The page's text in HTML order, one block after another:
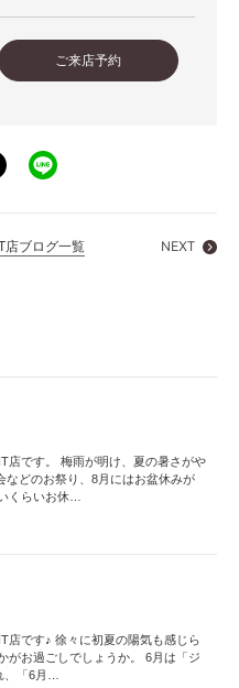
ご来店予約
店ブログ一覧 NEXT
店です。 梅雨が明け、夏の暑さがや
などのお祭り、8月にはお盆休みが
くらいお休…
店です♪ 徐々に初夏の陽気も感じら
がお過ごしでしょうか。 6月は「ジ
、「6月…